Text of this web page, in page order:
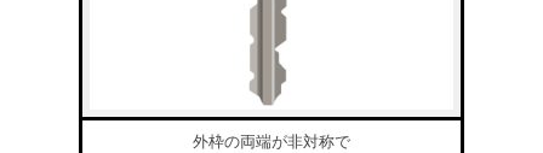
外枠の両端が非対称で